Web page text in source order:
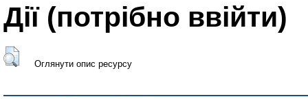
Дії ​​(потрібно ввійти)
Оглянути опис ресурсу